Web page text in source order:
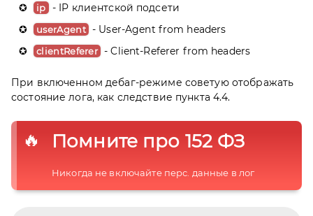
ip - IP клиентской подсети
userAgent - User-Agent from headers
clientReferer - Client-Referer from headers
При включенном дебаг-режиме советую отображать
состояние лога, как следствие пункта 4.4.
Помните про 152 ФЗ
Никогда не включайте перс. данные в лог